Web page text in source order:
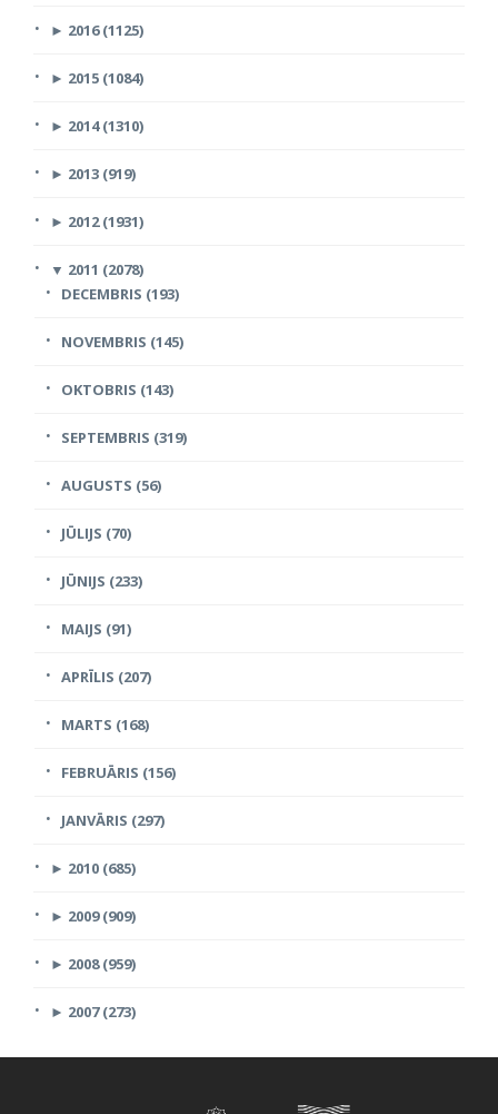
► 2016 (1125)
► 2015 (1084)
► 2014 (1310)
► 2013 (919)
► 2012 (1931)
▼ 2011 (2078)
DECEMBRIS (193)
NOVEMBRIS (145)
OKTOBRIS (143)
SEPTEMBRIS (319)
AUGUSTS (56)
JŪLIJS (70)
JŪNIJS (233)
MAIJS (91)
APRĪLIS (207)
MARTS (168)
FEBRUĀRIS (156)
JANVĀRIS (297)
► 2010 (685)
► 2009 (909)
► 2008 (959)
► 2007 (273)